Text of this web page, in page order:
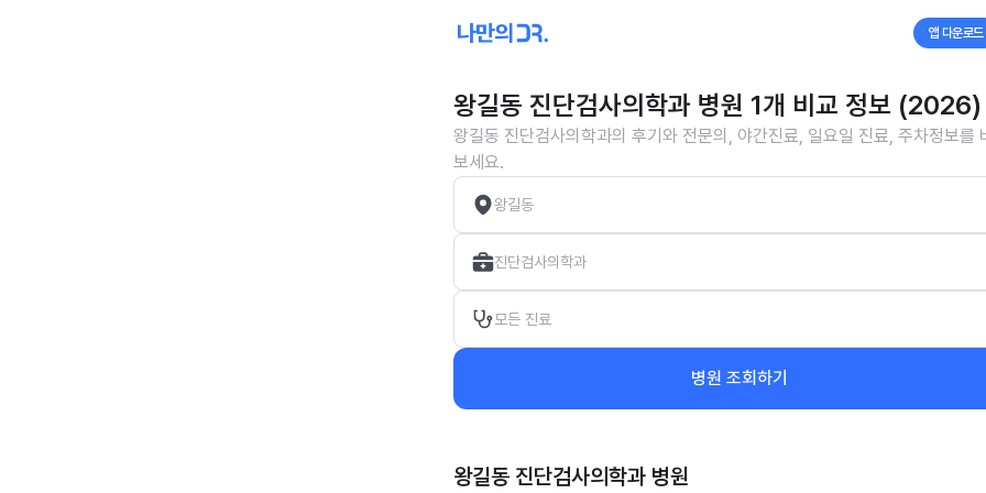
앱 다운로드
왕길동 진단검사의학과 병원 1개 비교 정보 (2026)
왕길동 진단검사의학과의 후기와 전문의, 야간진료, 일요일 진료, 주차정보를
보세요.
왕길동
진단검사의학과
모든 진료
병원 조회하기
왕길동 진단검사의학과 병원